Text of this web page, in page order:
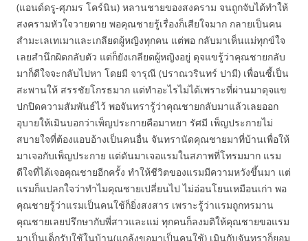
(แอนด์ดรู-ศุภมร โคร์นิน) หลานชายของสงคราม จนถูกจับได้ทำให้
สงครามหัวใจวายตาย พอคุณชายรู้เรื่องก็เสียใจมาก กลายเป็นคน
สำมะเลเทเมาและเกลียดผู้หญิงทุกคน แต่พอ กลับมาเห็นแม่ทุกข์ใจ
เลยสำนึกผิดกลับตัว แต่ก็ยังเกลียดผู้หญิงอยู่ ดุจแขรู้ว่าคุณชายกลับ
มาก็ดีใจจะกลับไปหา โดยมี จารุณี (ปราณวรินทร์ ปามี) เพื่อนซี้เป็น
สะพานให้ สรรชัยโกรธมาก แต่ทำอะไรไม่ได้เพราะที่ผ่านมาดุจแข
ปกปิดความสัมพันธ์ไว้ พอจันทรารู้ว่าคุณชายกลับมาแล้วเลยออก
อุบายให้เมินบอกว่าเพ็ญประกายคือมาหยา รัศมี เพ็ญประกายไม่
สบายใจที่ต้องแอบอ้างเป็นคนอื่น จันทรานัดคุณชายมาที่บ้านเพื่อให้
มาเจอกับเพ็ญประกาย แต่ดันมาเจอแรมในสภาพที่โทรมมาก แรม
ดีใจที่ได้เจอคุณชายอีกครั้ง ทำให้ชีวิตของแรมมีความหวังขึ้นมา แต่
แรมก็แปลกใจว่าทำไมคุณชายเปลี่ยนไป ไม่อ่อนโยนเหมือนเก่า พอ
คุณชายรู้ว่าแรมเป็นคนใช้ก็ยิ่งสงสาร เพราะรู้ว่าแรมถูกทรมาน
คุณชายเลยปรึกษากับพี่สาวและแม่ ทุกคนก็ลงมติให้คุณชายขอแรม
มาเป็นเด็กรับใช้ในบ้าน(แกล้งขอมาเป็นคนใช้) เมินกับจันทราก็ยอม